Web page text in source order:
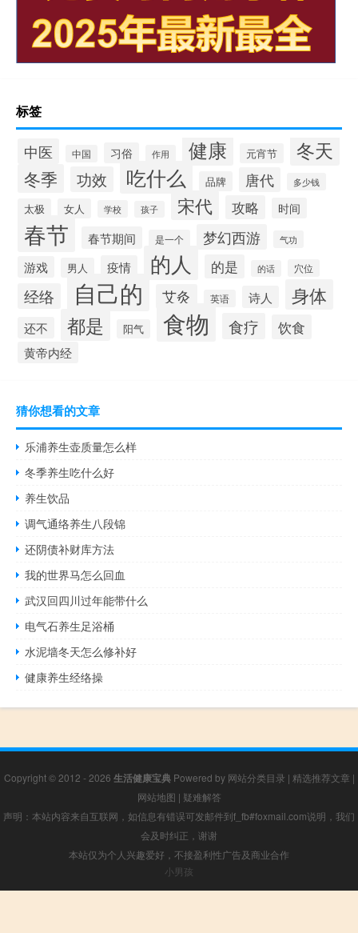
标签
中医 中国 习俗 作用 健康 元宵节 冬天
冬季 功效 吃什么 品牌 唐代 多少钱
太极 女人 学校 孩子 宋代 攻略 时间
春节 春节期间 是一个 梦幻西游 气功
游戏 男人 疫情 的人 的是 的话 穴位
经络 自己的 艾灸 英语 诗人 身体
还不 都是 阳气 食物 食疗 饮食
黄帝内经
猜你想看的文章
乐浦养生壶质量怎么样
冬季养生吃什么好
养生饮品
调气通络养生八段锦
还阴债补财库方法
我的世界马怎么回血
武汉回四川过年能带什么
电气石养生足浴桶
水泥墙冬天怎么修补好
健康养生经络操
Copyright © 2012 - 2026 生活健康宝典Powered by 网站分类目录 | 精选推荐文章 |
网站地图 | 疑难解答
声明：本站内容来自互联网，如信息有错误可发邮件到f_fb#foxmail.com说明，我们
会及时纠正，谢谢
本站仅为个人兴趣爱好，不接盈利性广告及商业合作
小男孩